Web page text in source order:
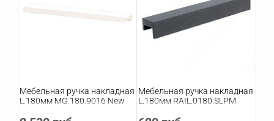
Мебельная ручка накладная
L.180мм MG.180.9016 New
Мебельная ручка накладная
L.180мм RAIL.0180.SLРМ